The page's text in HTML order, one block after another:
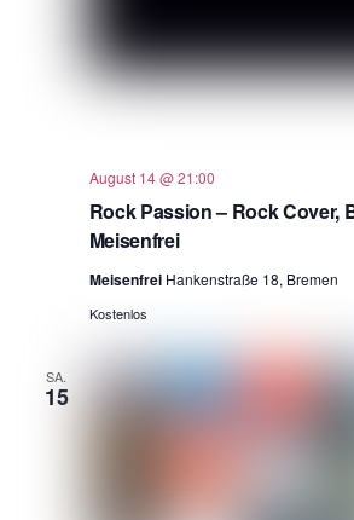
Rock Passion – Rock Cover,
Meisenfrei
August 14 @ 21:00
Meisenfrei Hankenstraße 18, Bremen
Kostenlos
SA.
15